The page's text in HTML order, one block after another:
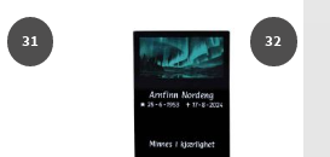
31 32